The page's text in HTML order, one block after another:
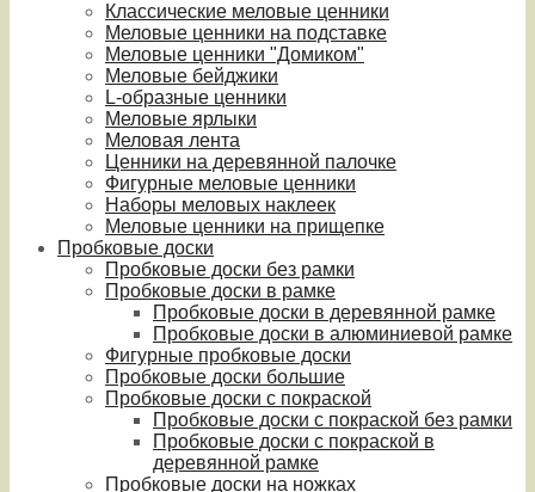
Классические меловые ценники
Меловые ценники на подставке
Меловые ценники "Домиком"
Меловые бейджики
L-образные ценники
Меловые ярлыки
Меловая лента
Ценники на деревянной палочке
Фигурные меловые ценники
Наборы меловых наклеек
Меловые ценники на прищепке
Пробковые доски
Пробковые доски без рамки
Пробковые доски в рамке
Пробковые доски в деревянной рамке
Пробковые доски в алюминиевой рамке
Фигурные пробковые доски
Пробковые доски большие
Пробковые доски с покраской
Пробковые доски с покраской без рамки
Пробковые доски с покраской в
деревянной рамке
Пробковые доски на ножках